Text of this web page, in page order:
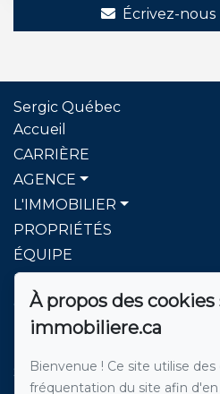
Écrivez-nous
Sergic Québec
Accueil
CARRIÈRE
AGENCE
L'IMMOBILIER
PROPRIÉTÉS
ÉQUIPE
BLOG
CONTACT
Sergic Québec l'agence
À propos des
immobiliere.ca
Bienvenue ! Ce site utilise
fréquentation du site afin